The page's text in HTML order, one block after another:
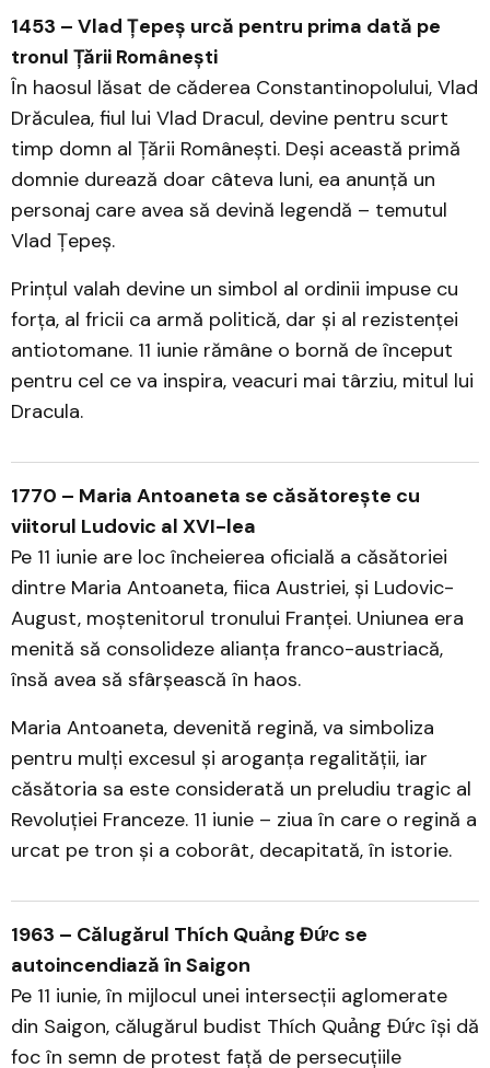
1453 – Vlad Țepeș urcă pentru prima dată pe
tronul Țării Românești
În haosul lăsat de căderea Constantinopolului, Vlad
Drăculea, fiul lui Vlad Dracul, devine pentru scurt
timp domn al Țării Românești. Deși această primă
domnie durează doar câteva luni, ea anunță un
personaj care avea să devină legendă – temutul
Vlad Țepeș.
Prințul valah devine un simbol al ordinii impuse cu
forța, al fricii ca armă politică, dar și al rezistenței
antiotomane. 11 iunie rămâne o bornă de început
pentru cel ce va inspira, veacuri mai târziu, mitul lui
Dracula.
1770 – Maria Antoaneta se căsătorește cu
viitorul Ludovic al XVI-lea
Pe 11 iunie are loc încheierea oficială a căsătoriei
dintre Maria Antoaneta, fiica Austriei, și Ludovic-
August, moștenitorul tronului Franței. Uniunea era
menită să consolideze alianța franco-austriacă,
însă avea să sfârșească în haos.
Maria Antoaneta, devenită regină, va simboliza
pentru mulți excesul și aroganța regalității, iar
căsătoria sa este considerată un preludiu tragic al
Revoluției Franceze. 11 iunie – ziua în care o regină a
urcat pe tron și a coborât, decapitată, în istorie.
1963 – Călugărul Thích Quảng Đức se
autoincendiază în Saigon
Pe 11 iunie, în mijlocul unei intersecții aglomerate
din Saigon, călugărul budist Thích Quảng Đức își dă
foc în semn de protest față de persecuțiile